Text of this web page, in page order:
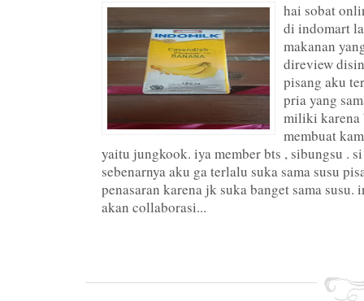
hai sobat
di indomart
makanan
direview
pisang aku
pria yang
miliki karena
membuat
yaitu jungkook. iya member bts , sibungsu .
sebenarnya aku ga terlalu suka sama susu
penasaran karena jk suka banget sama
akan collaborasi...